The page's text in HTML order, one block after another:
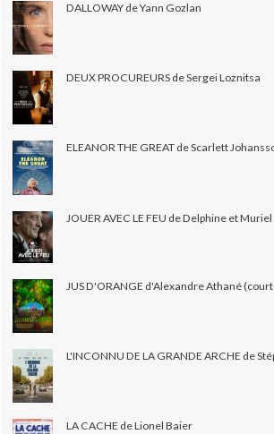
DALLOWAY de Yann Gozlan
DEUX PROCUREURS de Sergei Loznitsa
ELEANOR THE GREAT de Scarlett
JOUER AVEC LE FEU de Delphine et
JUS D'ORANGE d'Alexandre Athané
L'INCONNU DE LA GRANDE ARCHE de
LA CACHE de Lionel Baier